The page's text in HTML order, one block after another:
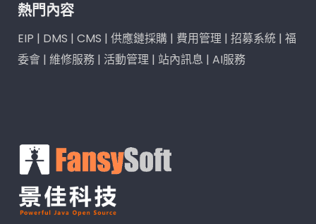
熱門內容
EIP | DMS | CMS | 供應鏈採購| 費用管理| 招募系統| 福
委會| 維修服務| 活動管理| 站內訊息 | AI服務